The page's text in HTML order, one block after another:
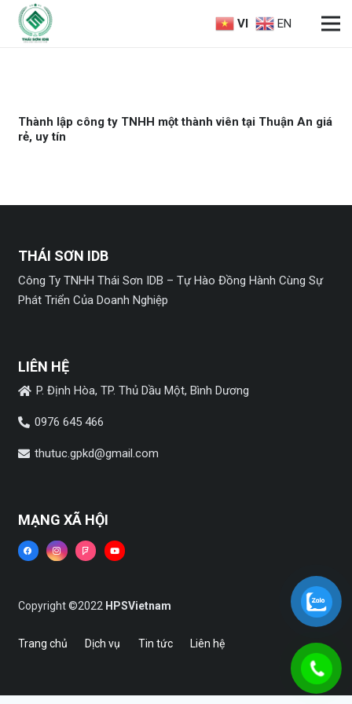
VI EN
Thành lập công ty TNHH một thành viên tại Thuận An giá
rẻ, uy tín
THÁI SƠN IDB
Công Ty TNHH Thái Sơn IDB – Tự Hào Đồng Hành Cùng Sự
Phát Triển Của Doanh Nghiệp
LIÊN HỆ
P. Định Hòa, TP. Thủ Dầu Một, Bình Dương
0976 645 466
thutuc.gpkd@gmail.com
MẠNG XÃ HỘI
Copyright ©2022 HPSVietnam
Trang chủ Dịch vụ Tin tức Liên hệ